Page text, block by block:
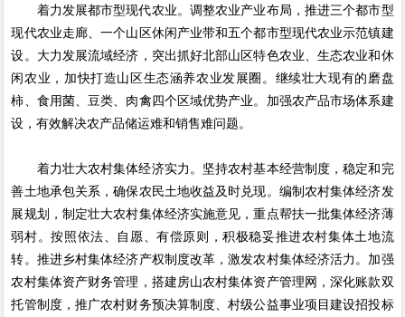
着力发展都市型现代农业。调整农业产业布局，推进三个都市型
现代农业走廊、一个山区休闲产业带和五个都市型现代农业示范镇建
设。大力发展流域经济，突出抓好北部山区特色农业、生态农业和休
闲农业，加快打造山区生态涵养农业发展圈。继续壮大现有的磨盘
柿、食用菌、豆类、肉禽四个区域优势产业。加强农产品市场体系建
设，有效解决农产品储运难和销售难问题。
着力壮大农村集体经济实力。坚持农村基本经营制度，稳定和完
善土地承包关系，确保农民土地收益及时兑现。编制农村集体经济发
展规划，制定壮大农村集体经济实施意见，重点帮扶一批集体经济薄
弱村。按照依法、自愿、有偿原则，积极稳妥推进农村集体土地流
转。推进乡村集体经济产权制度改革，激发农村集体经济活力。加强
农村集体资产财务管理，搭建房山农村集体资产管理网，深化账款双
托管制度，推广农村财务预决算制度、村级公益事业项目建设招投标